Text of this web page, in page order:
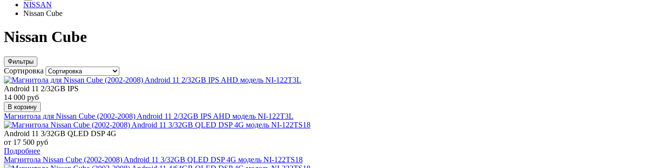
NISSAN
Nissan Cube
Nissan Cube
Фильтры
Сортировка
Android 11 2/32GB IPS
14 000 руб
В корзину
Магнитола для Nissan Cube (2002-2008) Android 11 2/32GB IPS AHD модель NI-122T3L
Android 11 3/32GB QLED DSP 4G
от 17 500 руб
Подробнее
Магнитола Nissan Cube (2002-2008) Android 11 3/32GB QLED DSP 4G модель NI-122TS18